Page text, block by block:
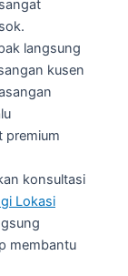
langsung
kusen
premium
konsultasi
Lokasi
membantu